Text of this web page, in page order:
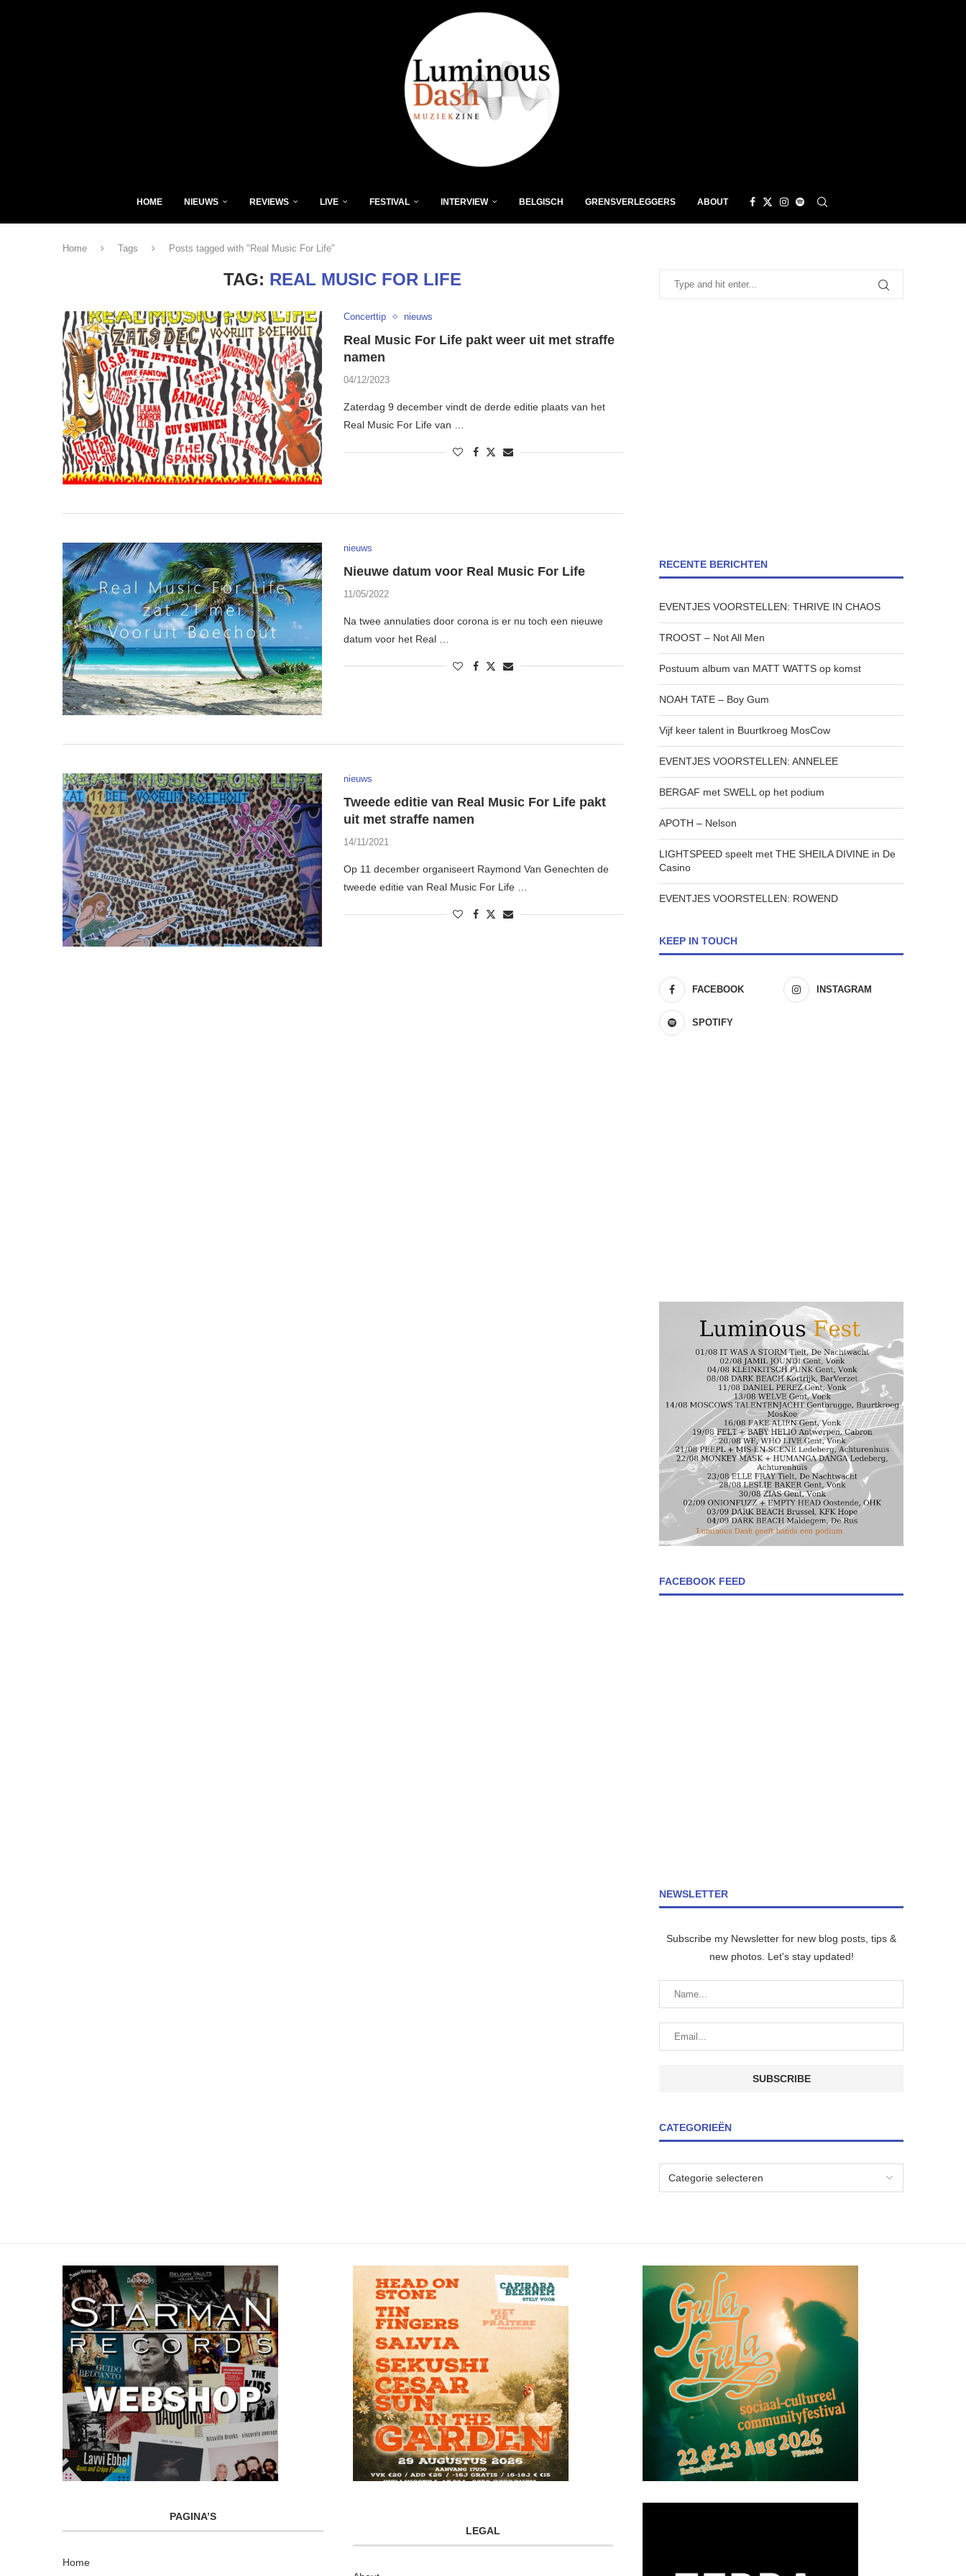
HOME NIEUWS REVIEWS LIVE FESTIVAL INTERVIEW BELGISCH GRENSVERLEGGERS ABOUT
Home Tags Posts tagged with "Real Music For Life"
TAG: REAL MUSIC FOR LIFE
Concerttip nieuws
Real Music For Life pakt weer uit met straffe
namen
04/12/2023
Zaterdag 9 december vindt de derde editie plaats van het
Real Music For Life van …
nieuws
Nieuwe datum voor Real Music For Life
11/05/2022
Na twee annulaties door corona is er nu toch een nieuwe
datum voor het Real …
nieuws
Tweede editie van Real Music For Life pakt
uit met straffe namen
14/11/2021
Op 11 december organiseert Raymond Van Genechten de
tweede editie van Real Music For Life …
RECENTE BERICHTEN
EVENTJES VOORSTELLEN: THRIVE IN CHAOS
TROOST – Not All Men
Postuum album van MATT WATTS op komst
NOAH TATE – Boy Gum
Vijf keer talent in Buurtkroeg MosCow
EVENTJES VOORSTELLEN: ANNELEE
BERGAF met SWELL op het podium
APOTH – Nelson
LIGHTSPEED speelt met THE SHEILA DIVINE in De
Casino
EVENTJES VOORSTELLEN: ROWEND
KEEP IN TOUCH
FACEBOOK INSTAGRAM
SPOTIFY
FACEBOOK FEED
NEWSLETTER
Subscribe my Newsletter for new blog posts, tips &
new photos. Let's stay updated!
CATEGORIEËN
PAGINA’S
Home
LEGAL